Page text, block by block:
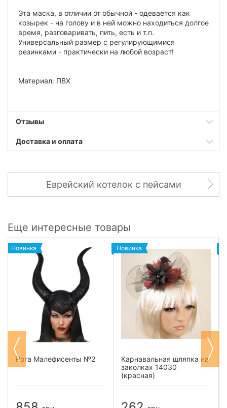
Эта маска, в отличии от обычной - одевается как
козырек - на голову и в ней можно находиться долгое
время, разговаривать, пить, есть и т.п.
Универсальный размер с регулирующимися
резинками - практически на любой возраст!
Материал: ПВХ
Отзывы
Доставка и оплата
Еврейский котелок с пейсами
Еще интересные товары
Новинка
Рога Малефисенты №2
Новинка
Карнавальная шляпка на
заколках 14030
(красная)